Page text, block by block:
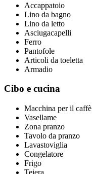
Accappatoio
Lino da bagno
Lino da letto
Asciugacapelli
Ferro
Pantofole
Articoli da toeletta
Armadio
Cibo e cucina
Macchina per il caffè
Vasellame
Zona pranzo
Tavolo da pranzo
Lavastoviglia
Congelatore
Frigo
Teiera